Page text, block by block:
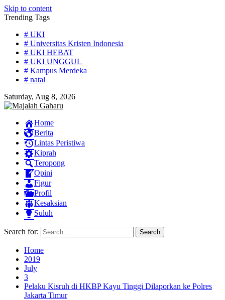
Skip to content
Trending Tags
# UKI
# Universitas Kristen Indonesia
# UKI HEBAT
# UKI UNGGUL
# Kampus Merdeka
# natal
Saturday, Aug 8, 2026
Home
Berita
Lintas Peristiwa
Kiprah
Teropong
Opini
Figur
Profil
Kesaksian
Suluh
Search for:
Home
2019
July
3
Pelaku Kisruh di HKBP Kayu Tinggi Dilaporkan ke Polres
Jakarta Timur